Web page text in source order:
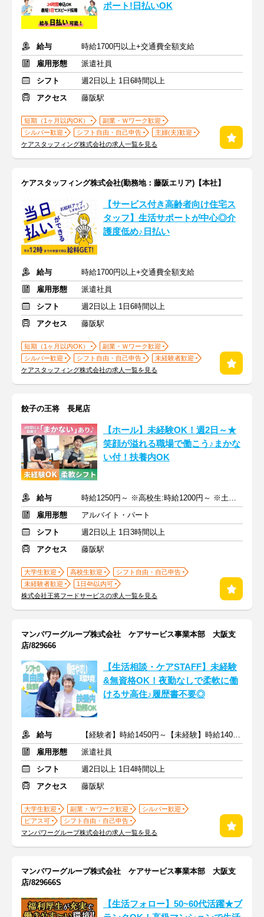
ポート!日払いOK
給与
時給1700円以上+交通費全額支給
雇用形態
派遣社員
シフト
週2日以上 1日6時間以上
アクセス
藤阪駅
短期（1ヶ月以内OK）
副業・Ｗワーク歓迎
シルバー歓迎
シフト自由・自己申告
主婦(夫)歓迎
ケアスタッフィング株式会社の求人一覧を見る
ケアスタッフィング株式会社(勤務地：藤阪エリア)【本社】
【サービス付き高齢者向け住宅ス
タッフ】生活サポートが中心◎介
護度低め♪日払い
給与
時給1700円以上+交通費全額支給
雇用形態
派遣社員
シフト
週2日以上 1日6時間以上
アクセス
藤阪駅
短期（1ヶ月以内OK）
副業・Ｗワーク歓迎
シルバー歓迎
シフト自由・自己申告
未経験者歓迎
ケアスタッフィング株式会社の求人一覧を見る
餃子の王将 長尾店
【ホール】未経験OK！週2日～★
笑顔が溢れる職場で働こう♪まかな
い付！扶養内OK
給与
時給1250円～ ※高校生:時給1200円～ ※土日祝+50円
雇用形態
アルバイト・パート
シフト
週2日以上 1日3時間以上
アクセス
藤阪駅
大学生歓迎 高校生歓迎
シフト自由・自己申告
未経験者歓迎
1日4h以内可
株式会社王将フードサービスの求人一覧を見る
マンパワーグループ株式会社 ケアサービス事業本部 大阪支
店/829666
【生活相談・ケアSTAFF】未経験
&無資格OK！夜勤なしで柔軟に働
けるサ高住♪履歴書不要◎
給与
【経験者】時給1450円～【未経験】時給1400円～ ※交通費全額
雇用形態
派遣社員
シフト
週2日以上 1日4時間以上
アクセス
藤阪駅
大学生歓迎 副業・Ｗワーク歓迎
シルバー歓迎
ピアス可
シフト自由・自己申告
マンパワーグループ株式会社の求人一覧を見る
マンパワーグループ株式会社 ケアサービス事業本部 大阪支
店/829666S
【生活フォロー】50~60代活躍★ブ